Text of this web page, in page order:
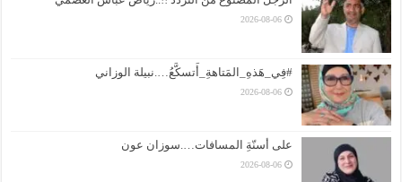
2026-08-06
#فِي_هَذهِ_المَتاهةِ_أَتسكَّعُ….نبيلة الوزاني
2026-08-06
على أسنّةِ المسافات….سوزان عون
2026-08-06